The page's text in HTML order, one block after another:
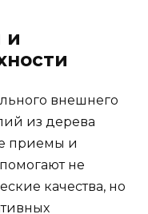
и
внешнего
из дерева
приемы и
не
качества, но